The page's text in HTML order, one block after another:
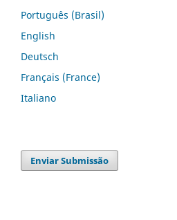
Português (Brasil)
English
Deutsch
Français (France)
Italiano
Enviar Submissão